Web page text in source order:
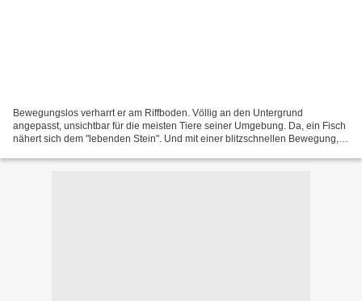
Bewegungslos verharrt er am Riffboden. Völlig an den Untergrund
angepasst, unsichtbar für die meisten Tiere seiner Umgebung. Da, ein Fisch
nähert sich dem "lebenden Stein". Und mit einer blitzschnellen Bewegung,